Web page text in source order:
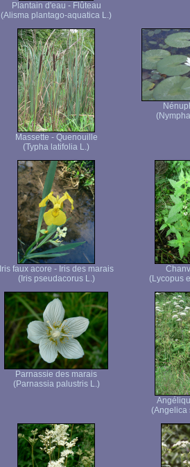
Plantain d'eau - Flûteau
(Alisma plantago-aquatica L.)
Massette - Quenouille
(Typha latifolia L.)
Iris faux acore - Iris des marais
(Iris pseudacorus L.)
(Lycopus
Parnassie des marais
(Parnassia palustris L.)
(Angelica